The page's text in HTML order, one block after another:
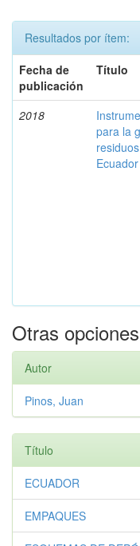
Resultados por ítem:
Fecha de
publicación
Título
2018
para la
Ecuador
Otras
Autor
Pinos, Juan
Título
ECUADOR
EMPAQUES